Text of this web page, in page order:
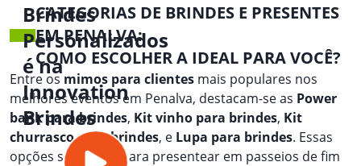
Brindes
Personalizados
é na
Innovation
Brindes
CATEGORIAS DE BRINDES E PRESENTES
EM PENALVA:
COMO ESCOLHER A IDEAL PARA VOCÊ?
Entre osmimos para clientes mais populares nos
melhores eventos em Penalva, destacam-se as Power
bank para brindes, Kit vinho para brindes, Kit
churrasco para brindes, e Lupa para brindes. Essas
opções são ideais para presentear em passeios de fim